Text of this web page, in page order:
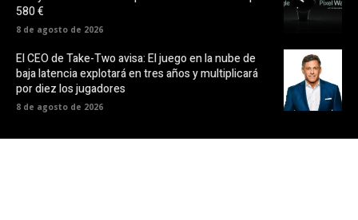
580 €
8 de agosto de 2026
El CEO de Take-Two avisa: El juego en la nube de
baja latencia explotará en tres años y multiplicará
por diez los jugadores
8 de agosto de 2026